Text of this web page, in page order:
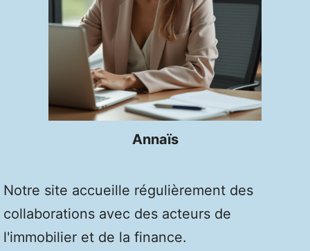
Annaïs
Notre site accueille régulièrement des
collaborations avec des acteurs de
l'immobilier et de la finance.